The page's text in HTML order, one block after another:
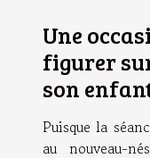
Une
figurer
son
Puisque la
au nouveau-